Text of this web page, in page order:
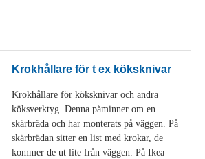
Krokhållare för t ex köksknivar
Krokhållare för köksknivar och andra
köksverktyg. Denna påminner om en
skärbräda och har monterats på väggen. På
skärbrädan sitter en list med krokar, de
kommer de ut lite från väggen. På Ikea